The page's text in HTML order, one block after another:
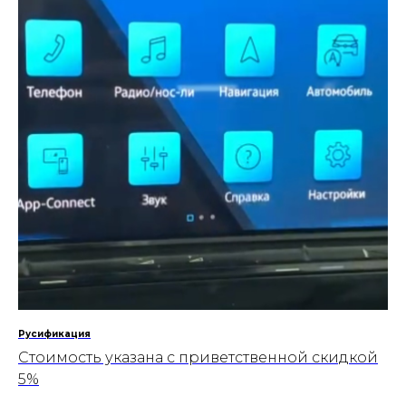
Русификация
Стоимость указана с приветственной скидкой
5%